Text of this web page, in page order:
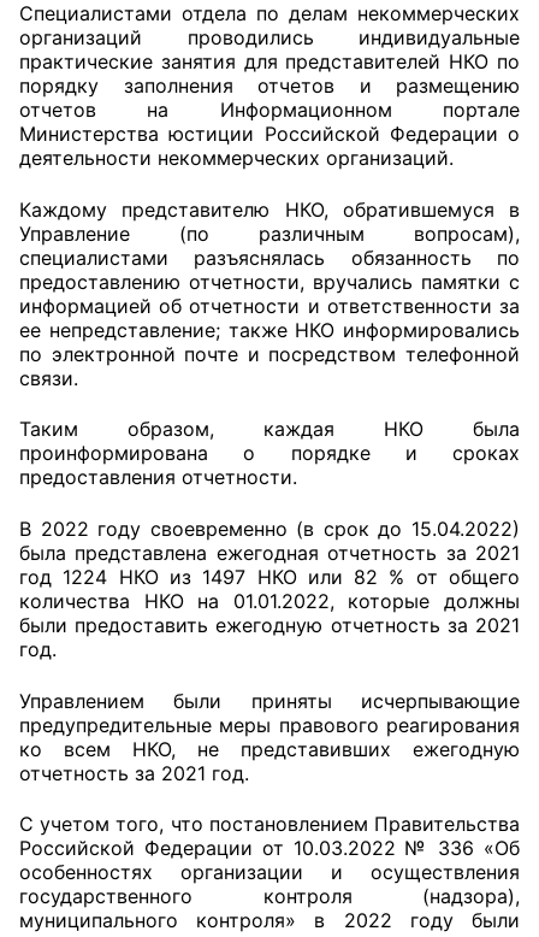
УСТАВ ГКУ “АППАРАТ ОП КО”
Доходы руководителя за 2024 г.
Специалистами отдела по делам некоммерческих
организаций проводились индивидуальные
практические занятия для представителей НКО по
порядку заполнения отчетов и размещению
отчетов на Информационном портале
Министерства юстиции Российской Федерации о
деятельности некоммерческих организаций.
Каждому представителю НКО, обратившемуся в
Управление (по различным вопросам),
специалистами разъяснялась обязанность по
предоставлению отчетности, вручались памятки с
информацией об отчетности и ответственности за
ее непредставление; также НКО информировались
по электронной почте и посредством телефонной
связи.
Таким образом, каждая НКО была
проинформирована о порядке и сроках
предоставления отчетности.
В 2022 году своевременно (в срок до 15.04.2022)
была представлена ежегодная отчетность за 2021
год 1224 НКО из 1497 НКО или 82 % от общего
количества НКО на 01.01.2022, которые должны
были предоставить ежегодную отчетность за 2021
год.
Управлением были приняты исчерпывающие
предупредительные меры правового реагирования
ко всем НКО, не представивших ежегодную
отчетность за 2021 год.
С учетом того, что постановлением Правительства
Российской Федерации от 10.03.2022 № 336 «Об
особенностях организации и осуществления
государственного контроля (надзора),
муниципального контроля» в 2022 году были